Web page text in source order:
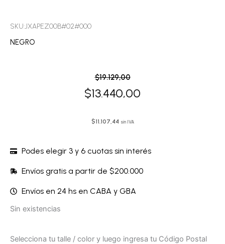
SKU:JXAPEZ00B#02#000
NEGRO
$19.129,00
El
precio
original
$19.129,00.
$13.440,00
El
precio
actual
$13.440,00.
$11.107,44 sin IVA
Podes elegir 3 y 6 cuotas sin interés
Envíos gratis a partir de $200.000
Envíos en 24 hs en CABA y GBA
Sin existencias
Selecciona tu talle / color y luego ingresa tu Código Postal